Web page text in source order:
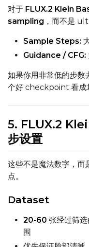
对于 FLUX.2 Klein
sampling ，而不是
Sample Steps:
Guidance / CFG:
如果你用非常低的步
个好 checkpoint 看成
5. FLUX.2
步设置
这些不是魔法数字，而
点。
Dataset
20-60 张经过筛
围